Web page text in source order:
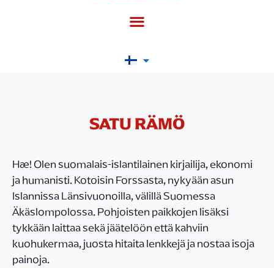
SATU RÄMÖ
Hæ! Olen suomalais-islantilainen kirjailija, ekonomi
ja humanisti. Kotoisin Forssasta, nykyään asun
Islannissa Länsivuonoilla, välillä Suomessa
Äkäslompolossa. Pohjoisten paikkojen lisäksi
tykkään laittaa sekä jäätelöön että kahviin
kuohukermaa, juosta hitaita lenkkejä ja nostaa isoja
painoja.